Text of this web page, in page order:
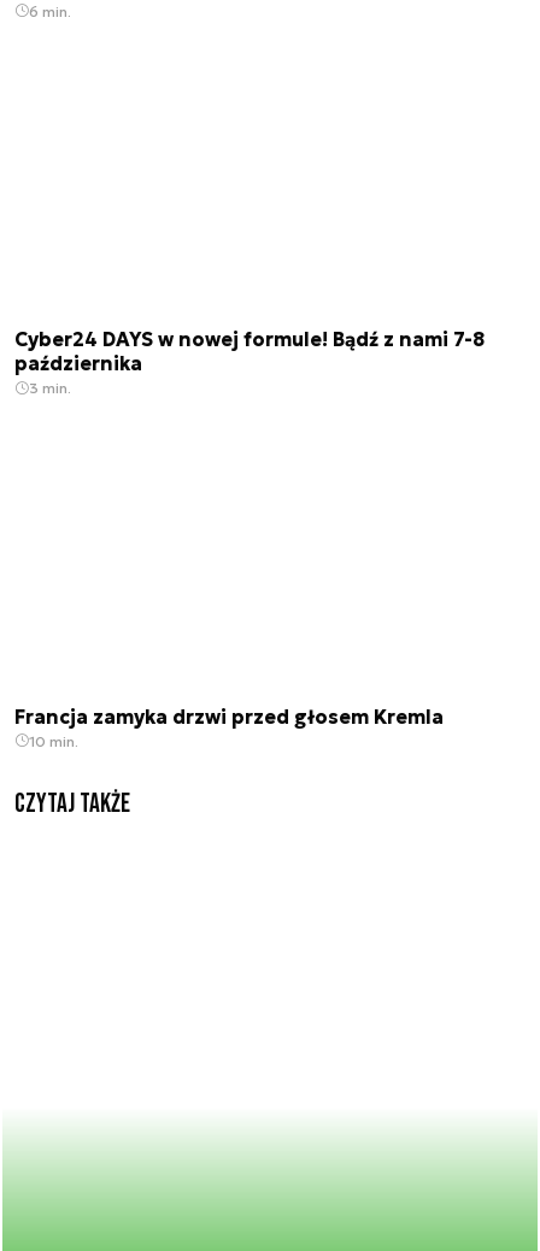
6 min.
Cyber24 DAYS w nowej formule! Bądź z nami 7-8
października
3 min.
Francja zamyka drzwi przed głosem Kremla
10 min.
Czytaj także